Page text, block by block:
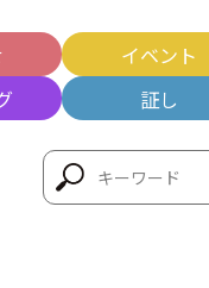
イベント
証し